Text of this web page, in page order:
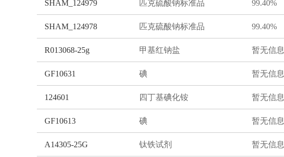
SHAM_124979 匹克硫酸钠标准品 99.40%
SHAM_124978 匹克硫酸钠标准品 99.40%
R013068-25g 甲基红钠盐 暂无信息
GF10631 碘 暂无信息
124601 四丁基碘化铵 暂无信息
GF10613 碘 暂无信息
A14305-25G 钛铁试剂 暂无信息